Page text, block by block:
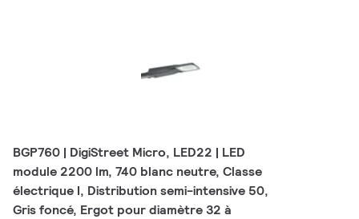
BGP760 | DigiStreet Micro, LED22 | LED
module 2200 lm, 740 blanc neutre, Classe
électrique I, Distribution semi-intensive 50,
Gris foncé, Ergot pour diamètre 32 à